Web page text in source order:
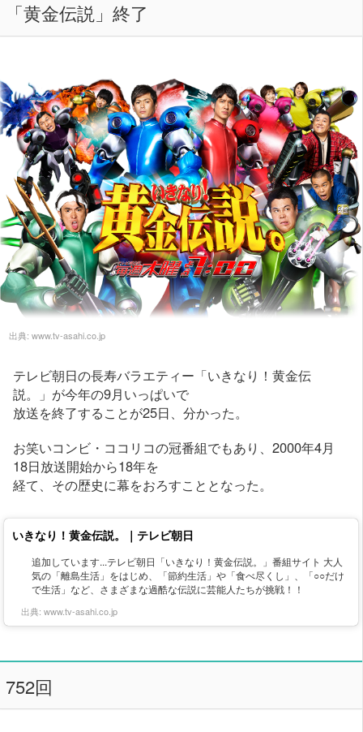
「黄金伝説」終了
出典: www.tv-asahi.co.jp
テレビ朝日の長寿バラエティー「いきなり！黄金伝
説。」が今年の9月いっぱいで
放送を終了することが25日、分かった。
お笑いコンビ・ココリコの冠番組でもあり、2000年4月
18日放送開始から18年を
経て、その歴史に幕をおろすこととなった。
いきなり！黄金伝説。｜テレビ朝日
追加しています...テレビ朝日「いきなり！黄金伝説。」番組サイト 大人
気の「離島生活」をはじめ、「節約生活」や「食べ尽くし」、「○○だけ
で生活」など、さまざまな過酷な伝説に芸能人たちが挑戦！！
出典: www.tv-asahi.co.jp
752回